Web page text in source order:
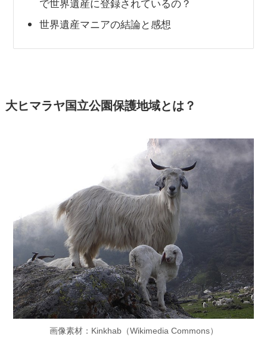
で世界遺産に登録されているの？
世界遺産マニアの結論と感想
大ヒマラヤ国立公園保護地域とは？
画像素材：Kinkhab（Wikimedia Commons）